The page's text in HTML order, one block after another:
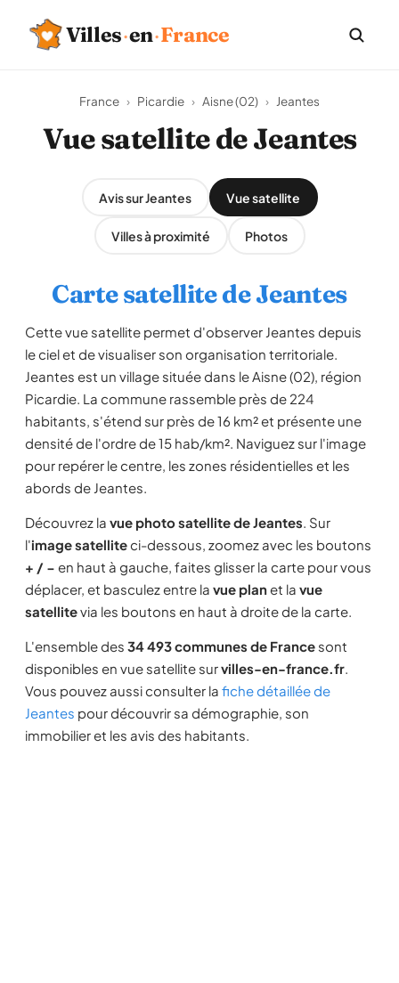
Villes·en·France
France › Picardie › Aisne (02) › Jeantes
Vue satellite de Jeantes
Avis sur Jeantes Vue satellite
Villes à proximité Photos
Carte satellite de Jeantes
Cette vue satellite permet d'observer Jeantes depuis
le ciel et de visualiser son organisation territoriale.
Jeantes est un village située dans le Aisne (02), région
Picardie. La commune rassemble près de 224
habitants, s'étend sur près de 16 km² et présente une
densité de l'ordre de 15 hab/km². Naviguez sur l'image
pour repérer le centre, les zones résidentielles et les
abords de Jeantes.
Découvrez la vue photo satellite de Jeantes. Sur
l'image satelliteci-dessous, zoomez avec les boutons
+ / − en haut à gauche, faites glisser la carte pour vous
déplacer, et basculez entre la vue planet la vue
satellitevia les boutons en haut à droite de la carte.
L'ensemble des 34 493 communes de France sont
disponibles en vue satellite survilles-en-france.fr.
Vous pouvez aussi consulter la fiche détaillée de
Jeantes pour découvrir sa démographie, son
immobilier et les avis des habitants.